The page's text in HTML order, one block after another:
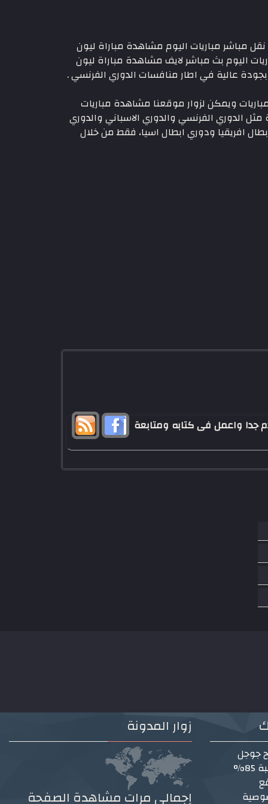
اليوم، نقل مباشر مباريات اليوم مشاهدة مباراة ليون
اليوم بث مباشر لايف مشاهدة مباراة ليون
عالية في اطار منافسات الدوري الفرنسي .
للمباريات ويمكن لزوار موقعنا مشاهدة مباريات
الدوري الفرنسي والدوري الاسباني والدوري
افريقيا ودوري ابطال اسيا، فقط من خلال
تخرجت من كليه الاعلام عام 2011 - احب كرة القدم جدا واعمل فى كتابه ومتابعة
جوجل
زوار المدونة
إجمالي مرات مشاهدة الصفحة